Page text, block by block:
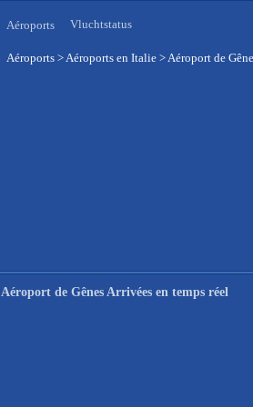
Aéroports Vluchtstatus
Aéroports >Aéroports en Italie >Aéroport de
Aéroport de Gênes Arrivées en temps réel